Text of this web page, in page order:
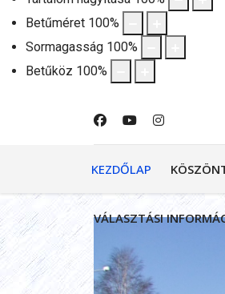
Betűméret 100%
Sormagasság 100%
Betűköz 100%
KEZDŐLAP
VÁLASZTÁSI